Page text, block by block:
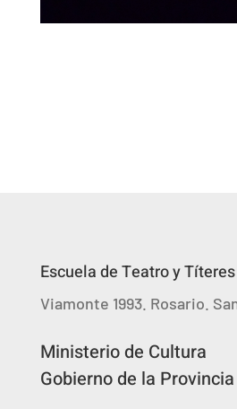
Escuela de Teatro y
Viamonte 1993. Rosario.
Ministerio de Cultura
Gobierno de la